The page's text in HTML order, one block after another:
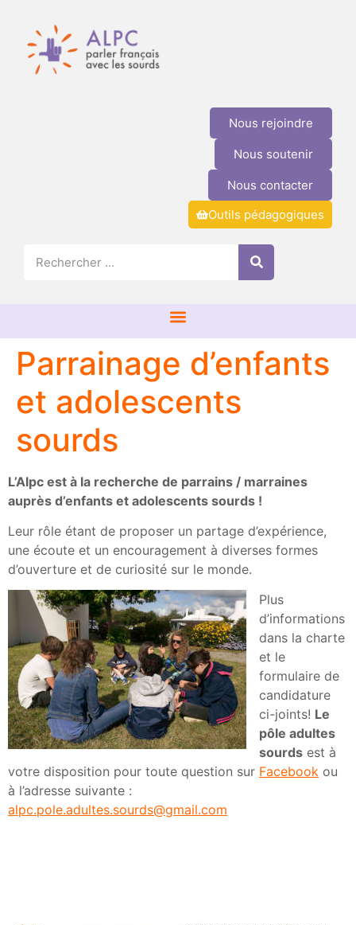
Nous rejoindre
Nous soutenir
Nous contacter
Outils pédagogiques
Parrainage d’enfants
et adolescents
sourds
L’Alpc est à la recherche de parrains / marraines
auprès d’enfants et adolescents sourds !
Leur rôle étant de proposer un partage d’expérience,
une écoute et un encouragement à diverses formes
d’ouverture et de curiosité sur le monde.
Plus
d’informations
dans la charte
et le
formulaire de
candidature
ci-joints! Le
pôle adultes
sourds est à
votre disposition pour toute question sur Facebook ou
à l’adresse suivante :
alpc.pole.adultes.sourds@gmail.com